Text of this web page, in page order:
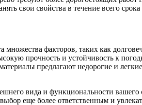
свои свойства в течение всего
факторов, таких как
прочность и устойчивость к
предлагают недорогие и
вида и функциональности
еще более ответственным и